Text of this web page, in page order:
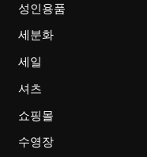
성인용품
세분화
세일
셔츠
쇼핑몰
수영장